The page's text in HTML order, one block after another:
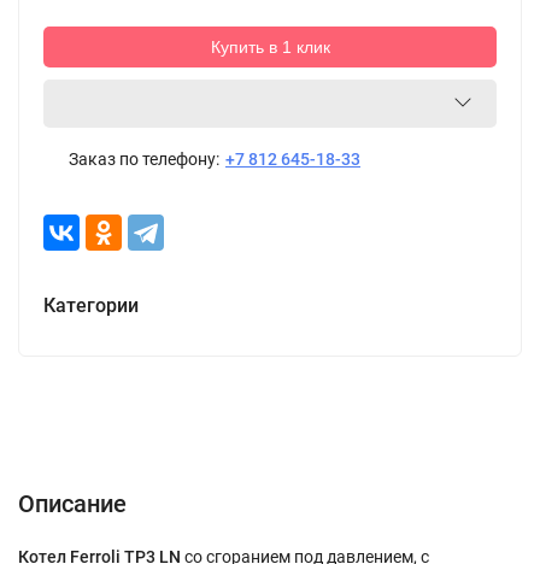
Купить в 1 клик
Заказ по телефону: +7 812 645-18-33
Категории
Описание
Котел Ferroli TP3 LN со сгоранием под давлением, с